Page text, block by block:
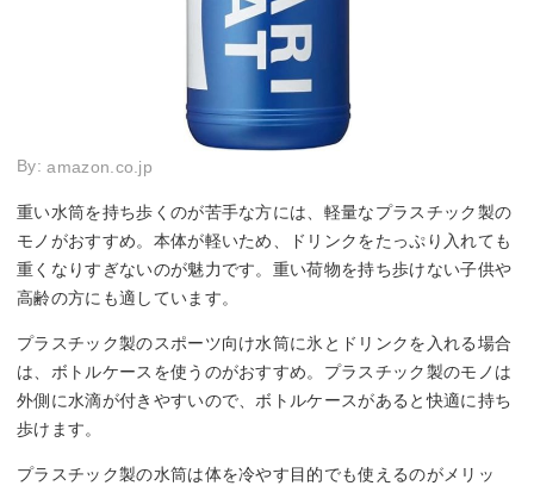
By:amazon.co.jp
重い水筒を持ち歩くのが苦手な方には、軽量なプラスチック製の
モノがおすすめ。本体が軽いため、ドリンクをたっぷり入れても
重くなりすぎないのが魅力です。重い荷物を持ち歩けない子供や
高齢の方にも適しています。
プラスチック製のスポーツ向け水筒に氷とドリンクを入れる場合
は、ボトルケースを使うのがおすすめ。プラスチック製のモノは
外側に水滴が付きやすいので、ボトルケースがあると快適に持ち
歩けます。
プラスチック製の水筒は体を冷やす目的でも使えるのがメリッ